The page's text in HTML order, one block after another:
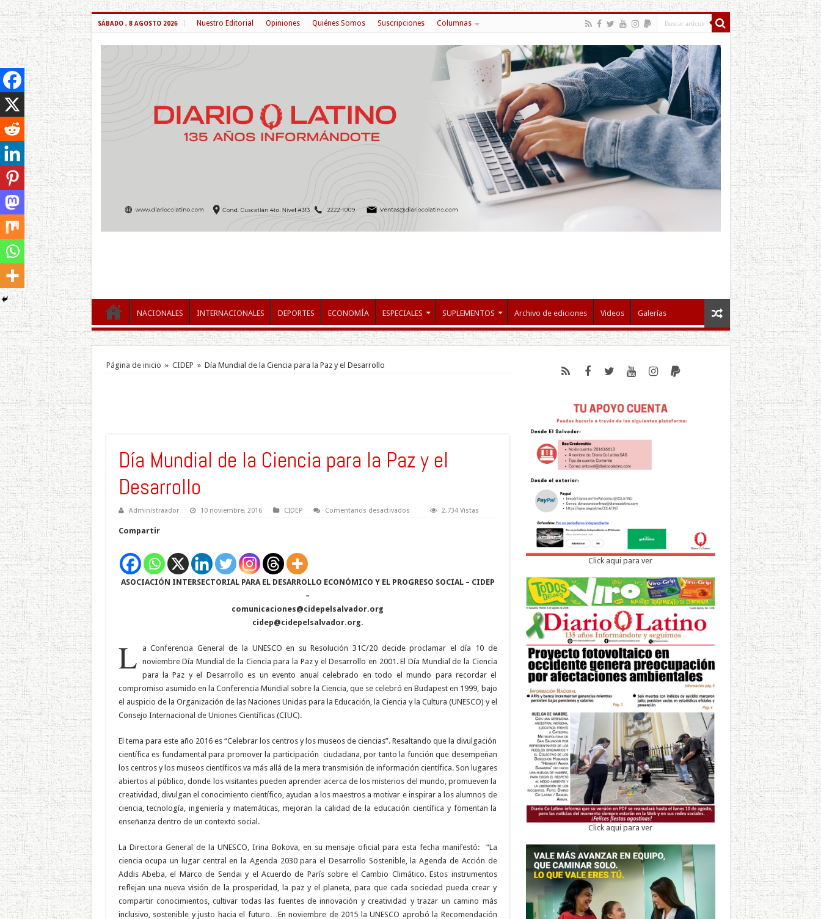
SÁBADO , 8 AGOSTO 2026 Nuestro Editorial Opiniones Quiénes Somos Suscripciones Columnas
NACIONALES INTERNACIONALES DEPORTES ECONOMÍA ESPECIALES SUPLEMENTOS Archivo de ediciones Videos Galerías
Página de inicio » CIDEP » Día Mundial de la Ciencia para la Paz y el Desarrollo
Día Mundial de la Ciencia para la Paz y el
Desarrollo
Administraador 10 noviembre, 2016 CIDEP Comentarios desactivadosen
y
2,734 Vistas
Compartir
ASOCIACIÓN INTERSECTORIAL PARA EL DESARROLLO ECONÓMICO Y EL PROGRESO SOCIAL – CIDEP
–
comunicaciones@cidepelsalvador.org
cidep@cidepelsalvador.org.
L
a Conferencia General de la UNESCO en su Resolución 31C/20 decide proclamar el día 10 de
noviembre Día Mundial de la Ciencia para la Paz y el Desarrollo en 2001. El Día Mundial de la Ciencia
para la Paz y el Desarrollo es un evento anual celebrado en todo el mundo para recordar el
compromiso asumido en la Conferencia Mundial sobre la Ciencia, que se celebró en Budapest en 1999, bajo
el auspicio de la Organización de las Naciones Unidas para la Educación, la Ciencia y la Cultura (UNESCO) y el
Consejo Internacional de Uniones Científicas (CIUC).
El tema para este año 2016 es “Celebrar los centros y los museos de ciencias”. Resaltando que la divulgación
científica es fundamental para promover la participación ciudadana, por tanto la función que desempeñan
los centros y los museos científicos va más allá de la mera transmisión de información científica. Son lugares
abiertos al público, donde los visitantes pueden aprender acerca de los misterios del mundo, promueven la
creatividad, divulgan el conocimiento científico, ayudan a los maestros a motivar e inspirar a los alumnos de
ciencia, tecnología, ingeniería y matemáticas, mejoran la calidad de la educación científica y fomentan la
enseñanza dentro de un contexto social.
La Directora General de la UNESCO, Irina Bokova, en su mensaje oficial para esta fecha manifestó:
“La
ciencia ocupa un lugar central en la Agenda 2030 para el Desarrollo Sostenible, la Agenda de Acción de
Addis Abeba, el Marco de Sendai y el Acuerdo de París sobre el Cambio Climático. Estos instrumentos
reflejan una nueva visión de la prosperidad, la paz y el planeta, para que cada sociedad pueda crear y
compartir conocimientos, cultivar todas las fuentes de innovación y creatividad y trazar un camino más
inclusivo, sostenible y justo hacia el futuro…En noviembre de 2015 la UNESCO aprobó la Recomendación
Click aqui para ver
Click aqui para ver